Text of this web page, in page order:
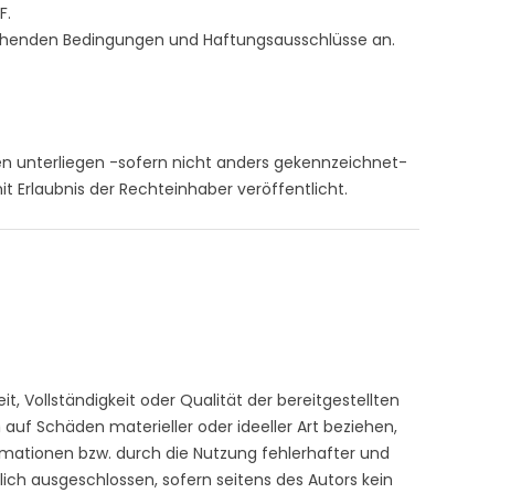
Bedingungen und Haftungsausschlüsse an.
unterliegen -sofern nicht anders gekennzeichnet-
Erlaubnis der Rechteinhaber veröffentlicht.
Vollständigkeit oder Qualität der bereitgestellten
Schäden materieller oder ideeller Art beziehen,
bzw. durch die Nutzung fehlerhafter und
ausgeschlossen, sofern seitens des Autors kein